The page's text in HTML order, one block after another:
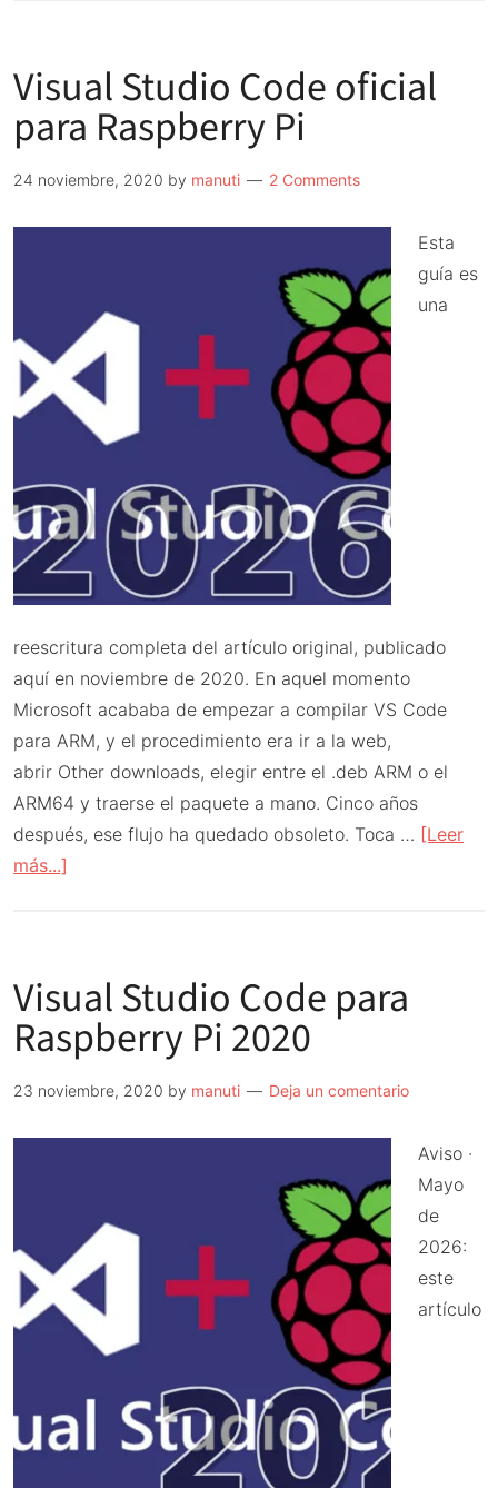
USB
Raspberry
Pi
Trixie:
sin
complicaciones
Visual Studio Code oficial
para Raspberry Pi
24 noviembre, 2020 by manuti 2 Comments
Esta
guía es
una
reescritura completa del artículo original, publicado
aquí en noviembre de 2020. En aquel momento
Microsoft acababa de empezar a compilar VS Code
para ARM, y el procedimiento era ir a la web,
abrir Other downloads, elegir entre el .deb ARM o el
ARM64 y traerse el paquete a mano. Cinco años
después, ese flujo ha quedado obsoleto. Toca … [Leer
más...]
Code
oficial
para
Raspberry
Visual Studio Code para
Raspberry Pi 2020
23 noviembre, 2020 by manuti Deja un comentario
Aviso ·
Mayo
de
2026:
este
artículo